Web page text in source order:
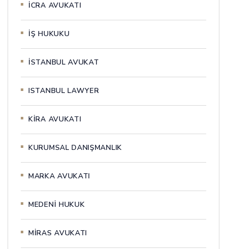
İCRA AVUKATI
İŞ HUKUKU
İSTANBUL AVUKAT
ISTANBUL LAWYER
KİRA AVUKATI
KURUMSAL DANIŞMANLIK
MARKA AVUKATI
MEDENİ HUKUK
MİRAS AVUKATI